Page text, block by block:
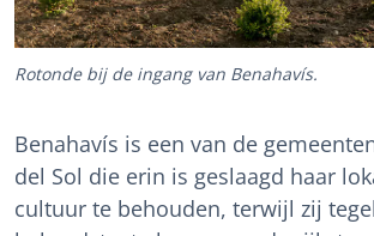
Rotonde bij de ingang van Benahavís.
Benahavís is een van de
del Sol die erin is geslaagd haar
cultuur te behouden, terwijl zij